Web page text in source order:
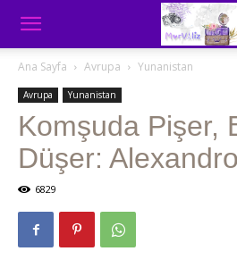
Ana Sayfa Avrupa Yunanistan
Avrupa Yunanistan
Komşuda Pişer,
Düşer:
6829